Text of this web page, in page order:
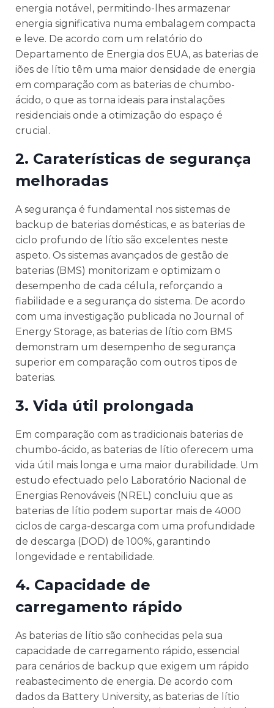
energia notável, permitindo-lhes armazenar
energia significativa numa embalagem compacta
e leve. De acordo com um relatório do
Departamento de Energia dos EUA, as baterias de
iões de lítio têm uma maior densidade de energia
em comparação com as baterias de chumbo-
ácido, o que as torna ideais para instalações
residenciais onde a otimização do espaço é
crucial.
2. Caraterísticas de segurança
melhoradas
A segurança é fundamental nos sistemas de
backup de baterias domésticas, e as baterias de
ciclo profundo de lítio são excelentes neste
aspeto. Os sistemas avançados de gestão de
baterias (BMS) monitorizam e optimizam o
desempenho de cada célula, reforçando a
fiabilidade e a segurança do sistema. De acordo
com uma investigação publicada no Journal of
Energy Storage, as baterias de lítio com BMS
demonstram um desempenho de segurança
superior em comparação com outros tipos de
baterias.
3. Vida útil prolongada
Em comparação com as tradicionais baterias de
chumbo-ácido, as baterias de lítio oferecem uma
vida útil mais longa e uma maior durabilidade. Um
estudo efectuado pelo Laboratório Nacional de
Energias Renováveis (NREL) concluiu que as
baterias de lítio podem suportar mais de 4000
ciclos de carga-descarga com uma profundidade
de descarga (DOD) de 100%, garantindo
longevidade e rentabilidade.
4. Capacidade de
carregamento rápido
As baterias de lítio são conhecidas pela sua
capacidade de carregamento rápido, essencial
para cenários de backup que exigem um rápido
reabastecimento de energia. De acordo com
dados da Battery University, as baterias de lítio